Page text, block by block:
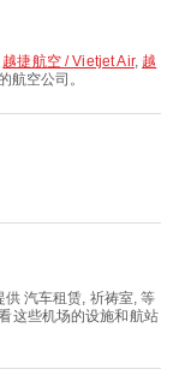
越捷航空 / Vietjet Air, 越
航空公司。
汽车租赁, 祈祷室, 等
这些机场的设施和航站